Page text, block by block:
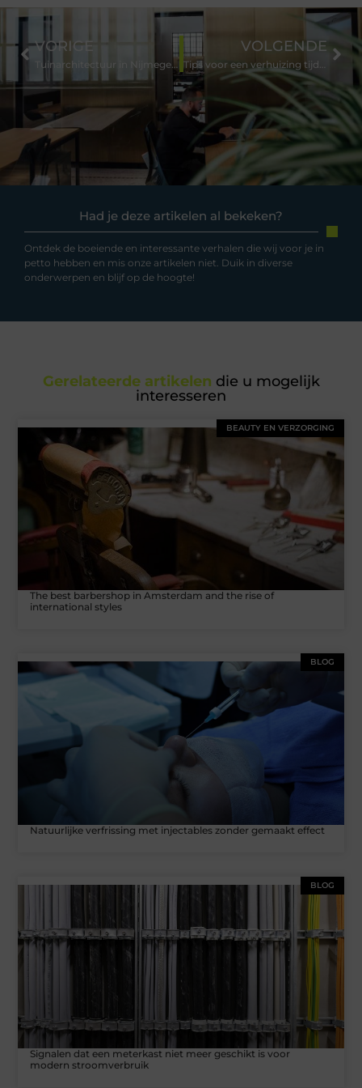
Had je deze artikelen al bekeken?
Ontdek de boeiende en interessante verhalen die wij voor je in
petto hebben en mis onze artikelen niet. Duik in diverse
onderwerpen en blijf op de hoogte!
VORIGE
Tuinarchitectuur in Nijmegen: Tips en Veelgestelde Vragen
VOLGENDE
Tips voor een verhuizing tijdens je zwangerschap
Gerelateerde artikelen die u mogelijk
interesseren
BEAUTY EN VERZORGING
The best barbershop in Amsterdam and the rise of
international styles
BLOG
Natuurlijke verfrissing met injectables zonder gemaakt effect
BLOG
Signalen dat een meterkast niet meer geschikt is voor
modern stroomverbruik